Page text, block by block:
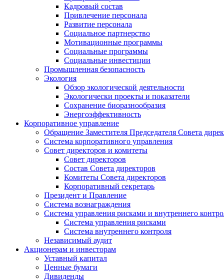
Кадровый состав
Привлечение персонала
Развитие персонала
Социальное партнерство
Мотивационные программы
Социальные программы
Социальные инвестиции
Промышленная безопасность
Экология
Обзор экологической деятельности
Экологически проекты и показатели
Сохранение биоразнообразия
Энергоэффективность
Корпоративное управление
Обращение Заместителя Председателя Совета
Система корпоративного управления
Совет директоров и комитеты
Совет директоров
Состав Совета директоров
Комитеты Совета директоров
Корпоративный секретарь
Президент и Правление
Система вознаграждения
Система управления рисками и внутреннего
Система управления рисками
Система внутреннего контроля
Независимый аудит
Акционерам и инвесторам
Уставный капитал
Ценные бумаги
Дивиденды